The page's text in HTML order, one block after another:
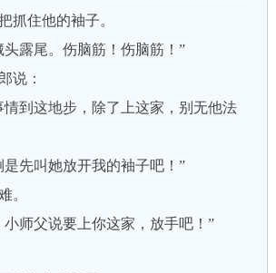
抓住他的袖子。
露尾。伤脑筋！伤脑筋！”
：
到这地步，除了上这家，别无他法
先叫她放开我的袖子吧！”
。
师父说要上你这家，放手吧！”